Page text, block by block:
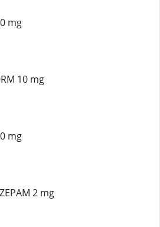
mg
10 mg
mg
2 mg